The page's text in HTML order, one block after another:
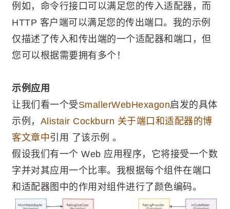
例如，命令行接口可以满足您的传入适配器，而
HTTP 客户端可以满足您的传出端口。我的示例
仅描述了传入和传出端的一个适配器和端口，但
您可以根据需要拥有多个！
示例应用
让我们看一个受SmallerWebHexagon启发的具体
示例， Alistair Cockburn 关于端口和适配器的博
客文章中引用 了该示例 。
假设我们有一个 Web 应用程序，它将接受一个数
字并对其应用一个比率。我根据每个组件在端口
和适配器图中的作用对组件进行了颜色编码。